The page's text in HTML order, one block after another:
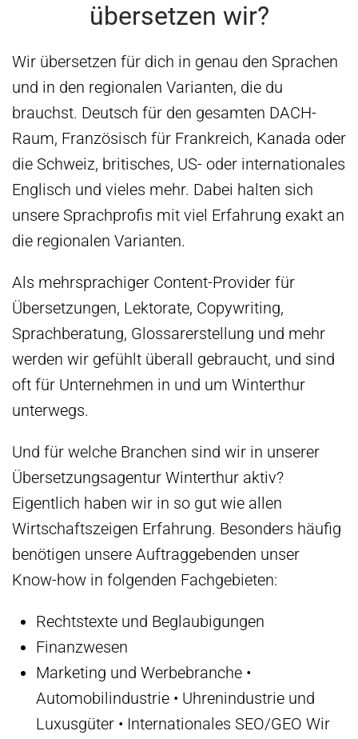
übersetzen wir?
Wir übersetzen für dich in genau den Sprachen
und in den regionalen Varianten, die du
brauchst. Deutsch für den gesamten DACH-
Raum, Französisch für Frankreich, Kanada oder
die Schweiz, britisches, US- oder internationales
Englisch und vieles mehr. Dabei halten sich
unsere Sprachprofis mit viel Erfahrung exakt an
die regionalen Varianten.
Als mehrsprachiger Content-Provider für
Übersetzungen, Lektorate, Copywriting,
Sprachberatung, Glossarerstellung und mehr
werden wir gefühlt überall gebraucht, und sind
oft für Unternehmen in und um Winterthur
unterwegs.
Und für welche Branchen sind wir in unserer
Übersetzungsagentur Winterthur aktiv?
Eigentlich haben wir in so gut wie allen
Wirtschaftszeigen Erfahrung. Besonders häufig
benötigen unsere Auftraggebenden unser
Know-how in folgenden Fachgebieten:
Rechtstexte und Beglaubigungen
Finanzwesen
Marketing und Werbebranche •
Automobilindustrie • Uhrenindustrie und
Luxusgüter • Internationales SEO/GEO Wir